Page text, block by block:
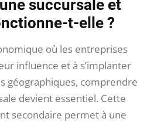
succursale et
t-elle ?
où les entreprises
influence et à s’implanter
géographiques, comprendre
devient essentiel. Cette
secondaire permet à une